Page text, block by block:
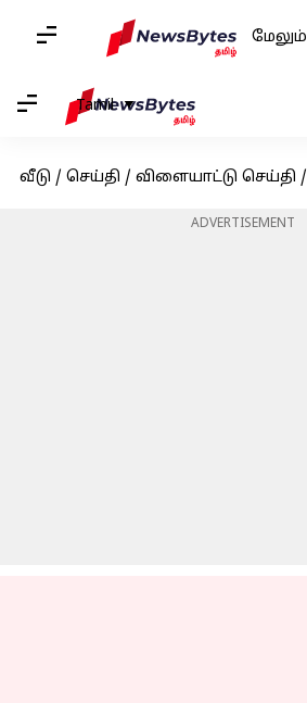
மேலும்
Tamil
வீடு / செய்தி / விளையாட்டு செய்தி /
ADVERTISEMENT